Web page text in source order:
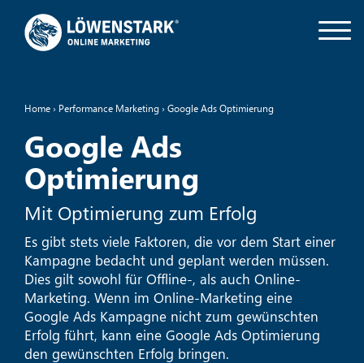
Home› Performance Marketing› Google Ads Optimierung
Google Ads
Optimierung
Mit Optimierung zum Erfolg
Es gibt stets viele Faktoren, die vor dem Start einer
Kampagne bedacht und geplant werden müssen.
Dies gilt sowohl für Offline-, als auch Online-
Marketing. Wenn im Online-Marketing eine
Google Ads Kampagne nicht zum gewünschten
Erfolg führt, kann eine Google Ads Optimierung
den gewünschten Erfolg bringen.